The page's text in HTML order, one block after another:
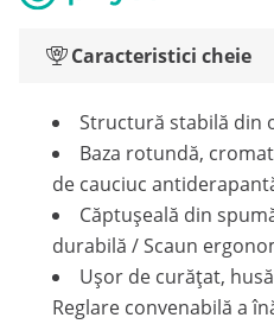
Caracteristici cheie
Structură stabilă din
Baza rotundă,
de cauciuc
Căptușeală din
durabilă / Scaun
Ușor de curățat,
Reglare convenabilă a